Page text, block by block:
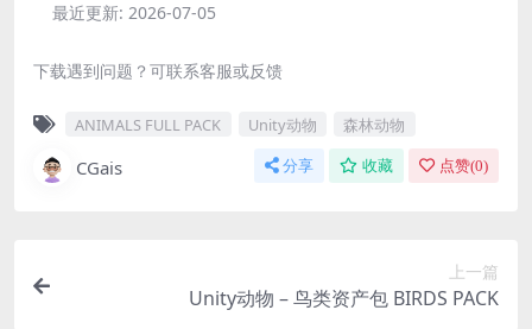
最近更新: 2026-07-05
下载遇到问题？可联系客服或反馈
ANIMALS FULL PACK Unity动物 森林动物
CGais 分享 收藏 点赞(0)
上一篇
Unity动物 – 鸟类资产包 BIRDS PACK